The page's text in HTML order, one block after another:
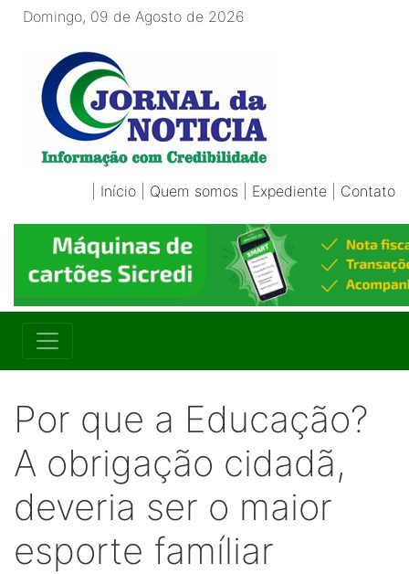
Domingo, 09 de Agosto de 2026
Início Quem somos Expediente Contato
Por que a Educação?
A obrigação cidadã,
deveria ser o maior
esporte famíliar